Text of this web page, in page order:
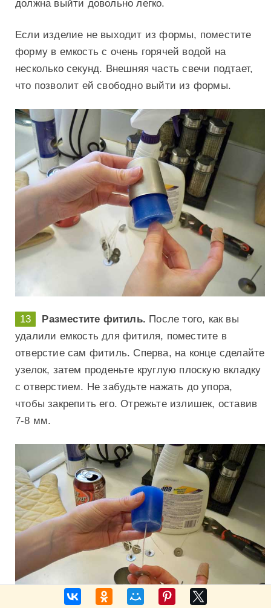
должна выйти довольно легко.
Если изделие не выходит из формы, поместите
форму в емкость с очень горячей водой на
несколько секунд. Внешняя часть свечи подтает,
что позволит ей свободно выйти из формы.
Разместите фитиль. После того, как вы
удалили емкость для фитиля, поместите в
отверстие сам фитиль. Сперва, на конце сделайте
узелок, затем проденьте круглую плоскую вкладку
с отверстием. Не забудьте нажать до упора,
чтобы закрепить его. Отрежьте излишек, оставив
7-8 мм.